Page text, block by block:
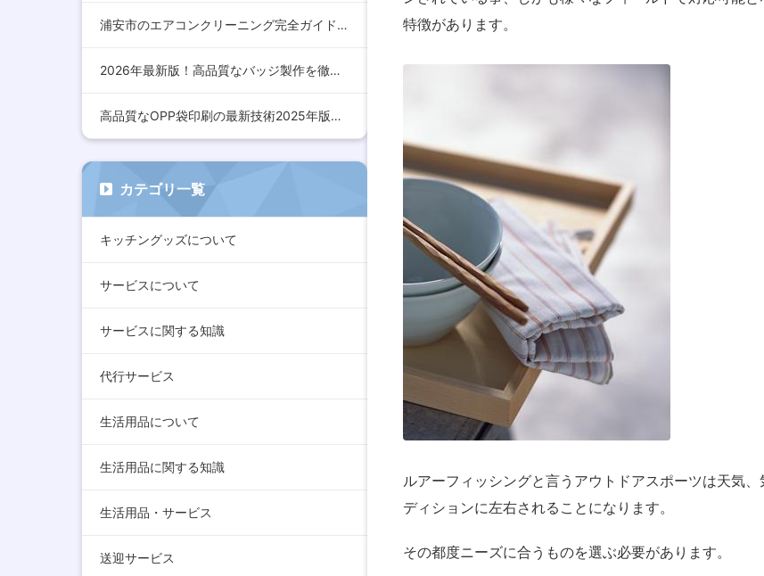
特徴があります。
ルアーフィッシングと言うアウトドアスポーツは天気
ディションに左右されることになります。
その都度ニーズに合うものを選ぶ必要があります。
浦安市のエアコンクリーニング完全ガイド2026年版｜効果的な…
2026年最新版！高品質なバッジ製作を徹底解説：デザインから…
高品質なOPP袋印刷の最新技術2025年版：コスト削減とデザ…
カテゴリ一覧
キッチングッズについて
サービスについて
サービスに関する知識
代行サービス
生活用品について
生活用品に関する知識
生活用品・サービス
送迎サービス